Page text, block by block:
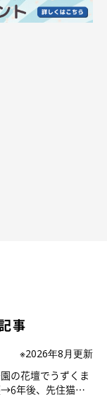
猫団体の方から
事
※2026年8月更新
の花壇でうずくま
年後、先住猫